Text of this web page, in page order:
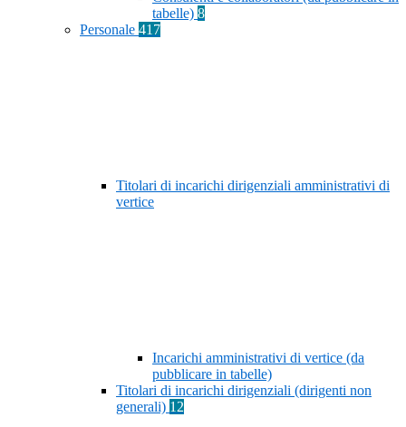
tabelle) 8
Personale 417
Titolari di incarichi dirigenziali amministrativi di
vertice
Incarichi amministrativi di vertice (da
pubblicare in tabelle)
Titolari di incarichi dirigenziali (dirigenti non
generali) 12